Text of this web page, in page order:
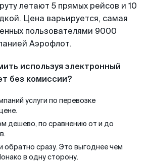
летают 5 прямых рейсов и 10
Цена варьируется, самая
пользователями 9000
Аэрофлот.
используя электронный
без комиссии?
услуги по перевозке
дешево, по сравнению от и до
обратно сразу. Это выгоднее чем
в одну сторону.